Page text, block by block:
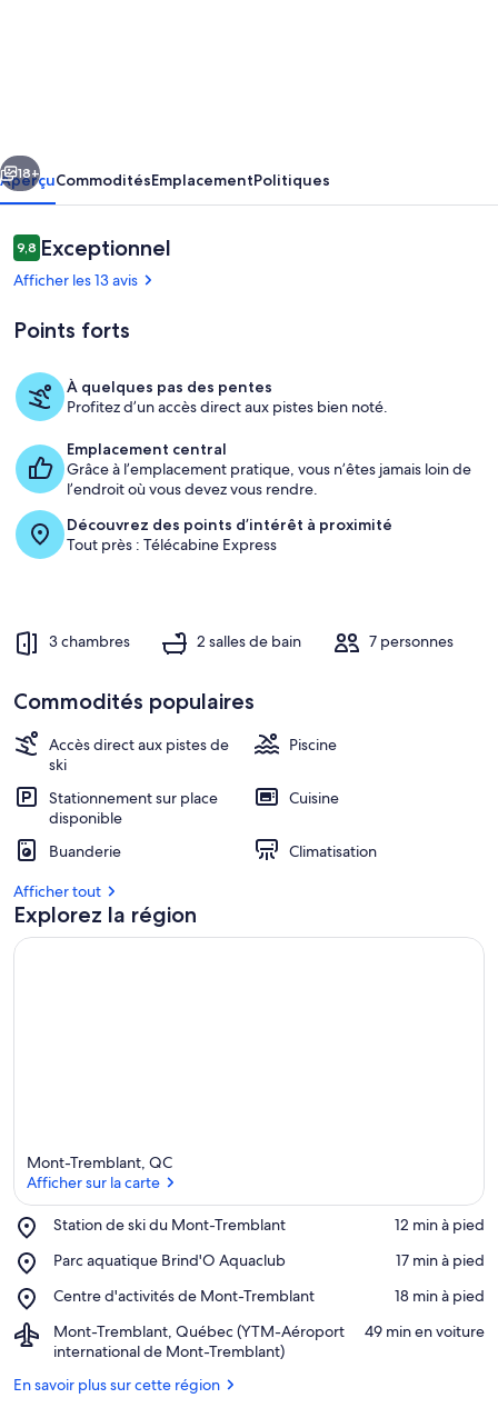
Plateau
sur
la
Montagne
Extérieur
Suivant
18+
AperçuCommoditésEmplacementPolitiques
Avis
9,89,8 sur 10 –
Exceptionnel
Afficher les 13 avis
Points forts
À quelques pas des pentes
Profitez d’un accès direct aux pistes bien noté.
Emplacement central
Grâce à l’emplacement pratique, vous n’êtes jamais loin de
l’endroit où vous devez vous rendre.
Découvrez des points d’intérêt à proximité
Tout près : Télécabine Express
3 chambres 2 salles de bain 7 personnes
Commodités populaires
Accès direct aux pistes de
ski
Piscine
Stationnement sur place
disponible
Cuisine
Buanderie
Climatisation
Afficher tout
Explorez la région
Mont-Tremblant, QC
Afficher sur la carte
Station de ski du Mont-Tremblant
Place,
de
du
Mont-
Tremblant
‪12 min à pied‬
Parc aquatique Brind'O Aquaclub
Place,
aquatique
Aquaclub
‪17 min à pied‬
Centre d'activités de Mont-Tremblant
Place,
d'activités
de
Mont-
Tremblant
‪18 min à pied‬
Mont-Tremblant, Québec (YTM-Aéroport
international de Mont-Tremblant)
Airport,
Mont-
Québec
‪49 min en voiture‬
En savoir plus sur cette région